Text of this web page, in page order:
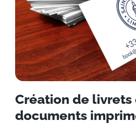
Création de livrets
documents